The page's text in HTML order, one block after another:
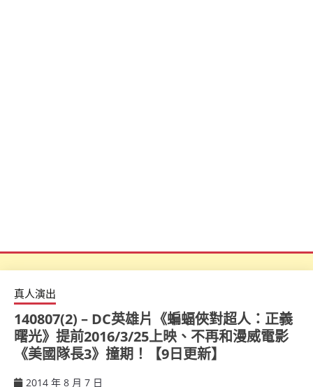
真人演出
140807(2) – DC英雄片《蝙蝠俠對超人：正義
曙光》提前2016/3/25上映、不再和漫威電影
《美國隊長3》撞期！【9日更新】
2014 年 8 月 7 日